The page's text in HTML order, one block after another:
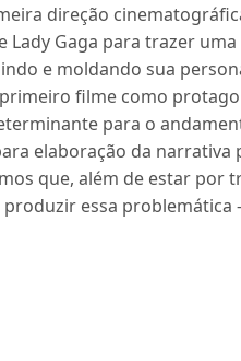
direção
Lady Gaga para trazer
e moldando sua
filme como
para o
elaboração da
que, além de estar por
essa problemática